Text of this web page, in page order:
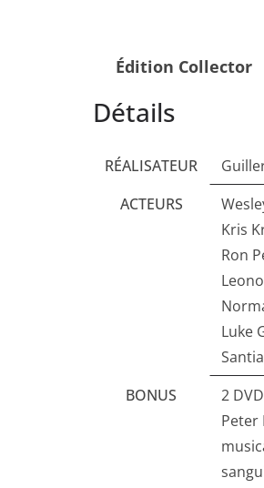
Édition Collector
Détails
RÉALISATEUR
ACTEURS
Kris
Ron
Luke
BONUS
2
Peter